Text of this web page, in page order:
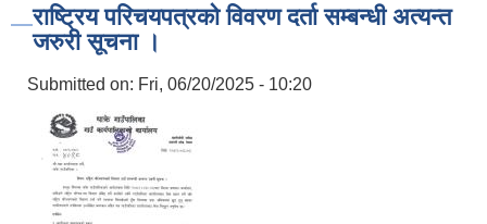
राष्ट्रिय परिचयपत्रको विवरण दर्ता सम्बन्धी अत्यन्त
जरुरी सूचना ।
Submitted on: Fri, 06/20/2025 - 10:20